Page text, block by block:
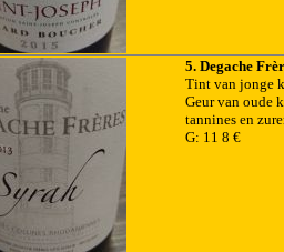
5. Degache
Tint van jonge
Geur van oude
tannines en
G: 11 8 €